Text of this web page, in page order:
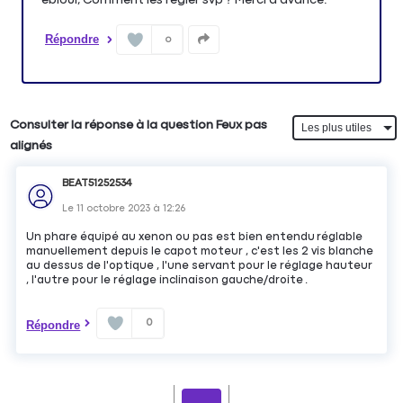
Répondre 0
Consulter la réponse à la question Feux pas
alignés
BEAT51252534
Le11 octobre 2023 à12:26
Un phare équipé au xenon ou pas est bien entendu réglable
manuellement depuis le capot moteur , c'est les 2 vis blanche
au dessus de l'optique , l'une servant pour le réglage hauteur
, l'autre pour le réglage inclinaison gauche/droite .
Répondre 0